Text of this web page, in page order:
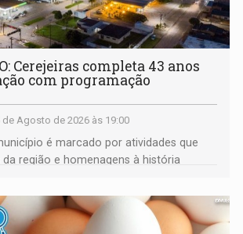
Cerejeiras completa 43 anos
com programação
de Agosto de 2026 às 19:00
é marcado por atividades que
região e homenagens à história